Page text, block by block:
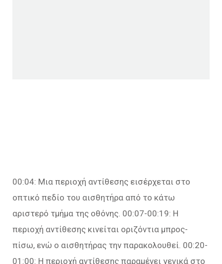
00:04: Μια περιοχή αντίθεσης εισέρχεται στο
οπτικό πεδίο του αισθητήρα από το κάτω
αριστερό τμήμα της οθόνης. 00:07-00:19: Η
περιοχή αντίθεσης κινείται οριζόντια μπρος-
πίσω, ενώ ο αισθητήρας την παρακολουθεί. 00:20-
01:00: Η περιοχή αντίθεσης παραμένει γενικά στο